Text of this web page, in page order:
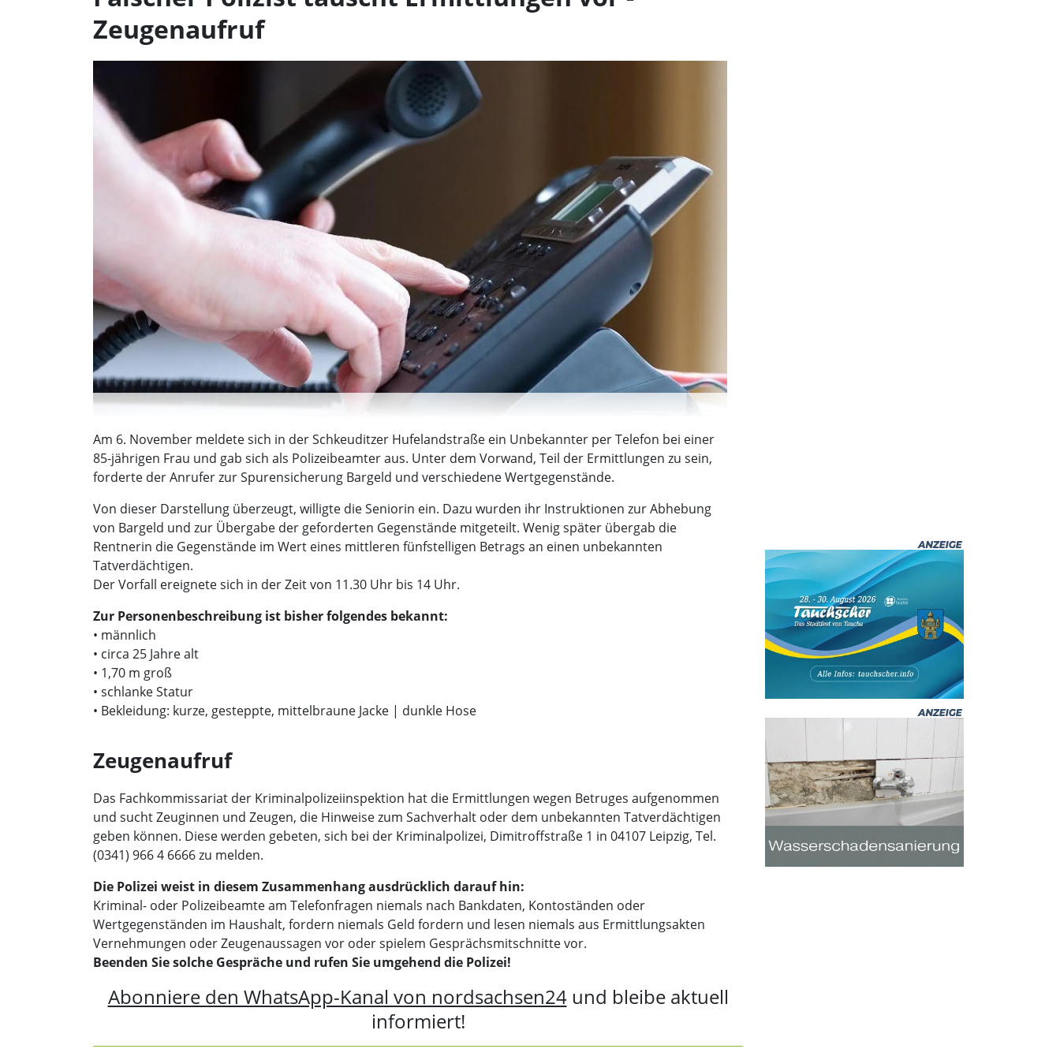
Zeugenaufruf
Am 6. November meldete sich in der Schkeuditzer Hufelandstraße ein Unbekannter per Telefon bei einer
85-jährigen Frau und gab sich als Polizeibeamter aus. Unter dem Vorwand, Teil der Ermittlungen zu sein,
forderte der Anrufer zur Spurensicherung Bargeld und verschiedene Wertgegenstände.
Von dieser Darstellung überzeugt, willigte die Seniorin ein. Dazu wurden ihr Instruktionen zur Abhebung
von Bargeld und zur Übergabe der geforderten Gegenstände mitgeteilt. Wenig später übergab die
Rentnerin die Gegenstände im Wert eines mittleren fünfstelligen Betrags an einen unbekannten
Tatverdächtigen.
Der Vorfall ereignete sich in der Zeit von 11.30 Uhr bis 14 Uhr.
Zur Personenbeschreibung ist bisher folgendes bekannt:
• männlich
• circa 25 Jahre alt
• 1,70 m groß
• schlanke Statur
• Bekleidung: kurze, gesteppte, mittelbraune Jacke | dunkle Hose
Zeugenaufruf
Das Fachkommissariat der Kriminalpolizeiinspektion hat die Ermittlungen wegen Betruges aufgenommen
und sucht Zeuginnen und Zeugen, die Hinweise zum Sachverhalt oder dem unbekannten Tatverdächtigen
geben können. Diese werden gebeten, sich bei der Kriminalpolizei, Dimitroffstraße 1 in 04107 Leipzig, Tel.
(0341) 966 4 6666 zu melden.
Die Polizei weist in diesem Zusammenhang ausdrücklich darauf hin:
Kriminal- oder Polizeibeamte am Telefonfragen niemals nach Bankdaten, Kontoständen oder
Wertgegenständen im Haushalt, fordern niemals Geld fordern und lesen niemals aus Ermittlungsakten
Vernehmungen oder Zeugenaussagen vor oder spielem Gesprächsmitschnitte vor.
Beenden Sie solche Gespräche und rufen Sie umgehend die Polizei!
Abonniere den WhatsApp-Kanal von nordsachsen24und bleibe aktuell
informiert!